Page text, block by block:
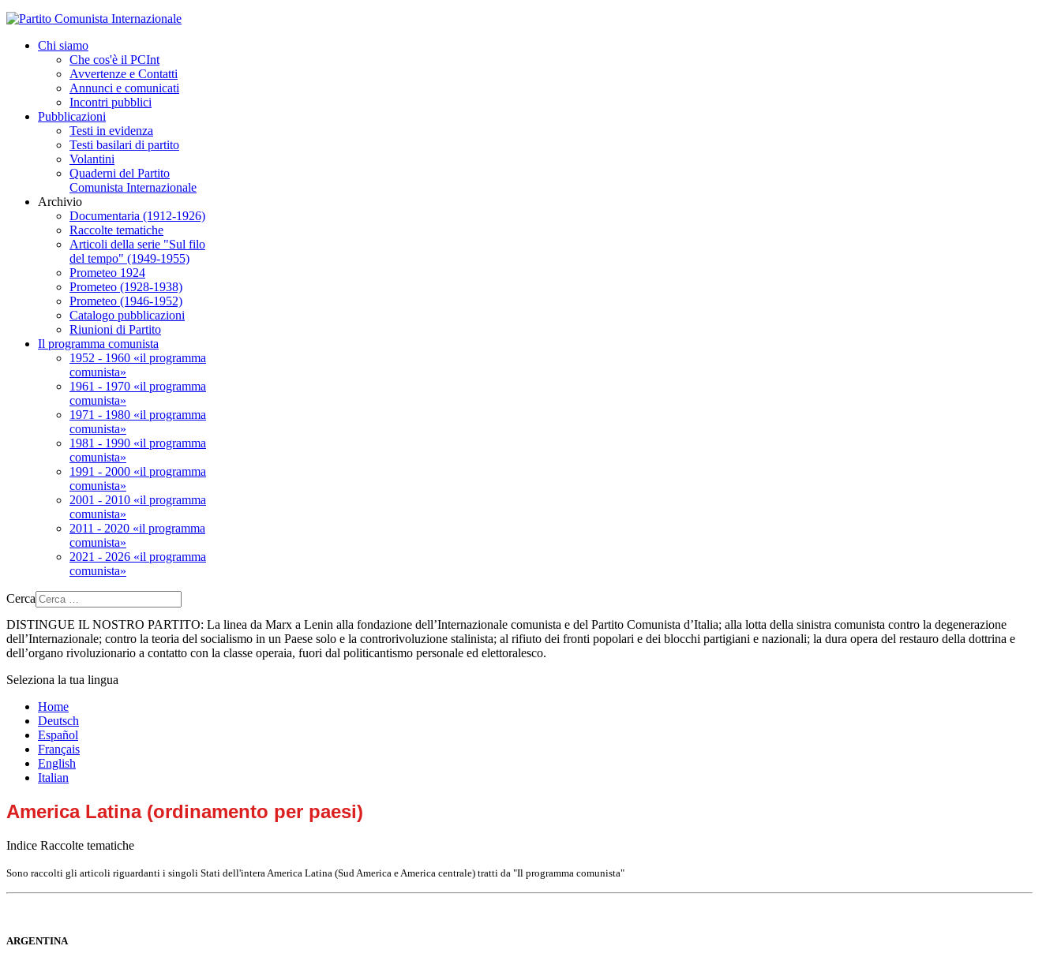
Chi siamo
Che cos'è il PCInt
Avvertenze e Contatti
Annunci e comunicati
Incontri pubblici
Pubblicazioni
Testi in evidenza
Testi basilari di partito
Volantini
Quaderni del Partito
Comunista Internazionale
Archivio
Documentaria (1912-1926)
Raccolte tematiche
Articoli della serie "Sul filo
del tempo" (1949-1955)
Prometeo 1924
Prometeo (1928-1938)
Prometeo (1946-1952)
Catalogo pubblicazioni
Riunioni di Partito
Il programma comunista
1952 - 1960 «il programma
comunista»
1961 - 1970 «il programma
comunista»
1971 - 1980 «il programma
comunista»
1981 - 1990 «il programma
comunista»
1991 - 2000 «il programma
comunista»
2001 - 2010 «il programma
comunista»
2011 - 2020 «il programma
comunista»
2021 - 2026 «il programma
comunista»
Cerca
DISTINGUE IL NOSTRO PARTITO: La linea da Marx a Lenin alla fondazione dell’Internazionale comunista e del Partito Comunista d’Italia; alla lotta della sinistra comunista contro la degenerazione
dell’Internazionale; contro la teoria del socialismo in un Paese solo e la controrivoluzione stalinista; al rifiuto dei fronti popolari e dei blocchi partigiani e nazionali; la dura opera del restauro della dottrina e
dell’organo rivoluzionario a contatto con la classe operaia, fuori dal politicantismo personale ed elettoralesco.
Seleziona la tua lingua
Home
Deutsch
Español
Français
English
Italian
America Latina (ordinamento per paesi)
Indice Raccolte tematiche
Sono raccolti gli articoli riguardanti i singoli Stati dell'intera America Latina (Sud America e America centrale) tratti da "Il programma comunista"
ARGENTINA